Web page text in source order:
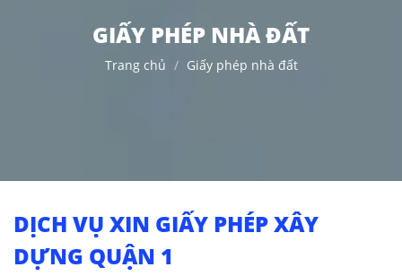
TỤC
ĐẤT
VĂN
GIẤY PHÉP NHÀ ĐẤT
Trang chủ Giấy phép nhà đất
DỊCH VỤ XIN GIẤY PHÉP XÂY
DỰNG QUẬN 1